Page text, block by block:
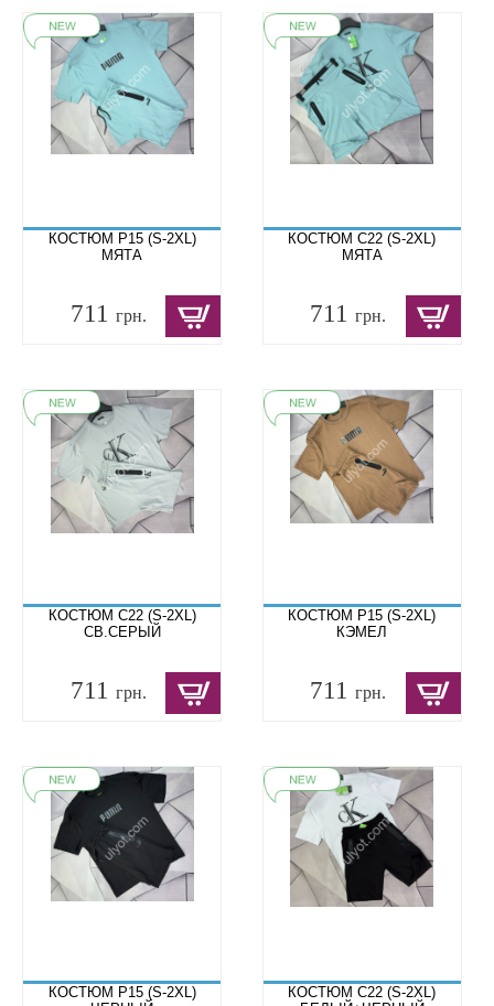
КОСТЮМ P15 (S-2XL)
МЯТА
711 грн.
КОСТЮМ C22 (S-2XL)
МЯТА
711грн.
КОСТЮМ C22 (S-2XL)
СВ.СЕРЫЙ
711 грн.
КОСТЮМ P15 (S-2XL)
КЭМЕЛ
711грн.
КОСТЮМ P15 (S-2XL)
КОСТЮМ C22 (S-2XL)